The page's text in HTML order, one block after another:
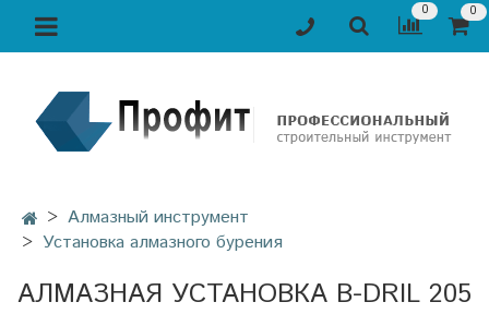
0 0
Алмазный инструмент
Установка алмазного бурения
АЛМАЗНАЯ УСТАНОВКА B-DRIL 205